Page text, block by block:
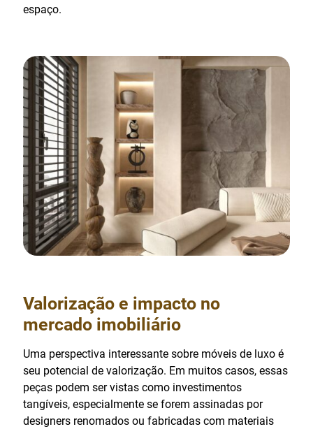
espaço.
Valorização e impacto no
mercado imobiliário
Uma perspectiva interessante sobre móveis de luxo é
seu potencial de valorização. Em muitos casos, essas
peças podem ser vistas como investimentos
tangíveis, especialmente se forem assinadas por
designers renomados ou fabricadas com materiais